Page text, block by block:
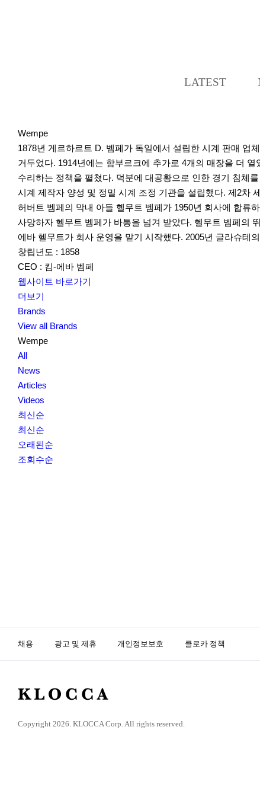
LATEST
Wempe
1878년 게르하르트 D. 벰페가 독일에서 설립한 시계 판매 업
거두었다. 1914년에는 함부르크에 추가로 4개의 매장을 더
수리하는 정책을 펼쳤다. 덕분에 대공황으로 인한 경기 침체
시계 제작자 양성 및 정밀 시계 조정 기관을 설립했다. 제2차
허버트 벰페의 막내 아들 헬무트 벰페가 1950년 회사에 합류
사망하자 헬무트 벰페가 바통을 넘겨 받았다. 헬무트 벰페의
에바 헬무트가 회사 운영을 맡기 시작했다. 2005년 글라슈테
창립년도 : 1858
CEO : 킴-에바 벰페
웹사이트 바로가기
더보기
Brands
View all Brands
Wempe
All
News
Articles
Videos
최신순
최신순
오래된순
조회수순
채용 광고 및 제휴 개인정보보호 클로카 정책
K
O
Copyright 2026. KLOCCA Corp. All rights reserved.